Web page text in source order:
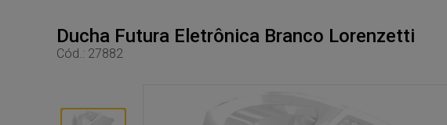
Ducha Futura Eletrônica Branco Lorenzetti
Cód.: 27882